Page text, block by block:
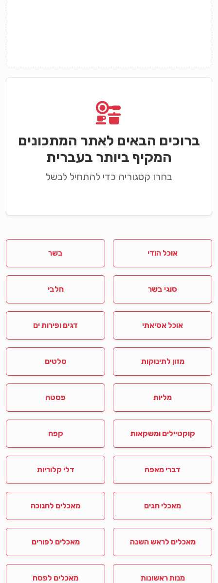
ברוכים הבאים לאתר המתכונים
המקיף ביותר בעברית
בחרו קטגוריה כדי להתחיל לבשל
אוכל הודי בשר
סוגי בשר חלבי
אוכל אסיאתי דגים ופירות ים
מזון לתינוקות סלטים
מליות פסטה
קוקטיילים ומשקאות קפה
דברי מאפה דלי קלוריות
מאכלי חגים מאכלים לחנוכה
מאכלים לראש השנה מאכלים לפורים
מנות ראשונות מאכלים לפסח